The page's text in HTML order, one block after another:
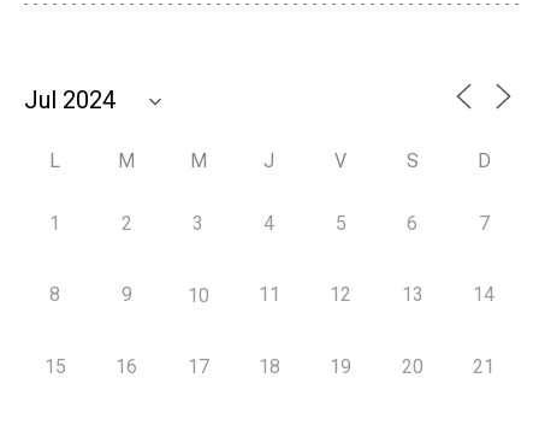
L M M J V S D
1 2 3 4 5 6 7
8 9 10 11 12 13 14
15 16 17 18 19 20 21